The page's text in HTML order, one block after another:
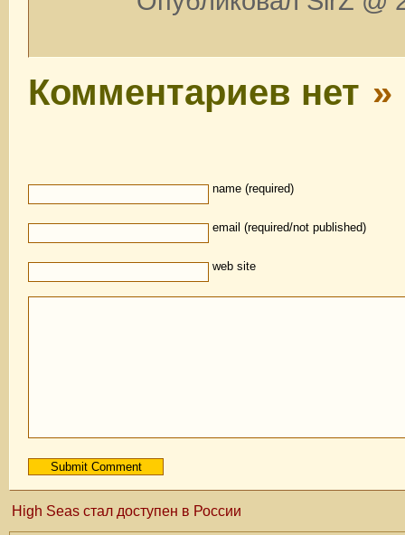
Комментариев нет »
name (required)
email (required/not published)
web site
High Seas стал доступен в России